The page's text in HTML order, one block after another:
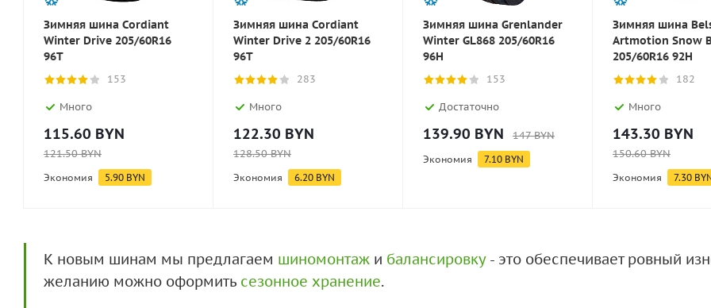
Зимняя шина Cordiant
Winter Drive 205/60R16
96T
153
Много
115.60 BYN
121.50BYN
Экономия 5.90 BYN
Зимняя шина Cordiant
Winter Drive 2 205/60R16
96T
283
Много
122.30 BYN
128.50BYN
Экономия 6.20 BYN
Зимняя шина Grenlander
Winter GL868 205/60R16
96H
153
Достаточно
139.90 BYN 147BYN
Экономия 7.10 BYN
Зимняя шина
Artmotion Snow
205/60R16 92H
182
Много
143.30 BYN
150.60BYN
Экономия 7.30
К новым шинам мы предлагаем шиномонтаж и балансировку- это обеспечивает ровный
желанию можно оформить сезонное хранение.